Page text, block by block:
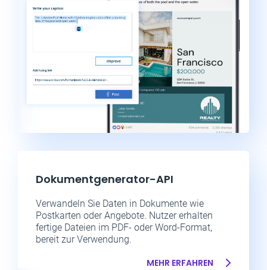
Dokumentgenerator-API
Verwandeln Sie Daten in Dokumente wie
Postkarten oder Angebote. Nutzer erhalten
fertige Dateien im PDF- oder Word-Format,
bereit zur Verwendung.
MEHR ERFAHREN